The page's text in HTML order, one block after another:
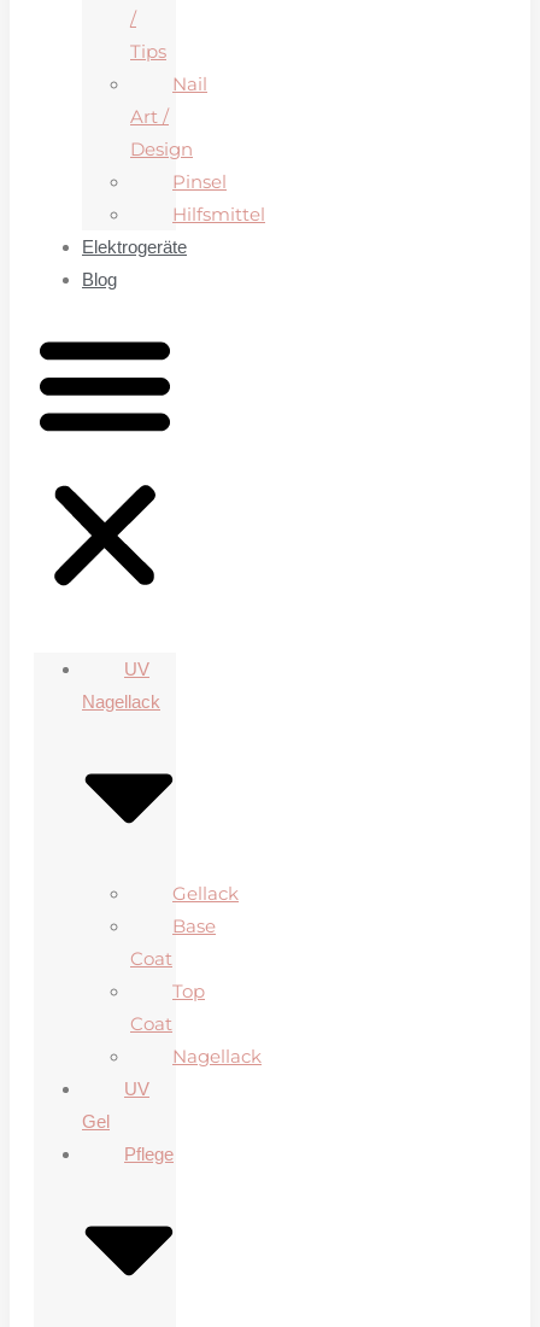
/
Tips
Nail
Art /
Design
Pinsel
Hilfsmittel
Elektrogeräte
Blog
UV
Nagellack
Gellack
Base
Coat
Top
Coat
Nagellack
UV
Gel
Pflege